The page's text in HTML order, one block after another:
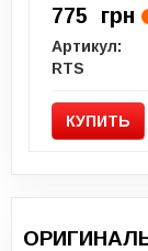
775 грн
Артикул:
RTS
КУПИТЬ